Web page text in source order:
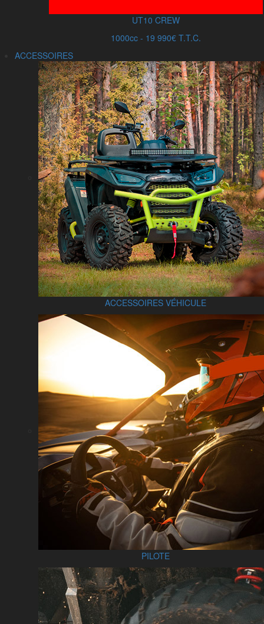
UT10 CREW
1000cc - 19 990€ T.T.C.
ACCESSOIRES
ACCESSOIRES VÉHICULE
PILOTE